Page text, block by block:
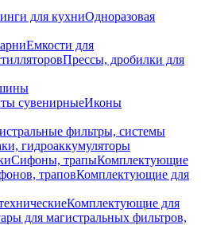
для кухниОдноразовая
Емкости для
Прессы, дробилки для
сувенирныеИконы
фильтры, системы
гидроаккумуляторы
Сифоны, трапыКомплектующие
траповКомплектующие для
Комплектующие для
для магистральных фильтров,